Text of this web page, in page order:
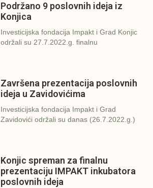
Podržano 9 poslovnih ideja iz
Konjica
Investicijska fondacija Impakt i Grad Konjic
održali su 27.7.2022.g. finalnu
Završena prezentacija poslovnih
ideja u Zavidovićima
Investicijska fondacija Impakt i Grad
Zavidovići održali su danas (26.7.2022.g.)
Konjic spreman za finalnu
prezentaciju IMPAKT inkubatora
poslovnih ideja